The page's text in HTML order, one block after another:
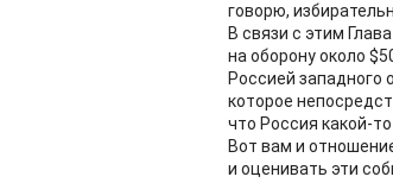
говорю,
В связи с этим
на оборону около
Россией западного
которое
что Россия какой-
Вот вам и
и оценивать эти